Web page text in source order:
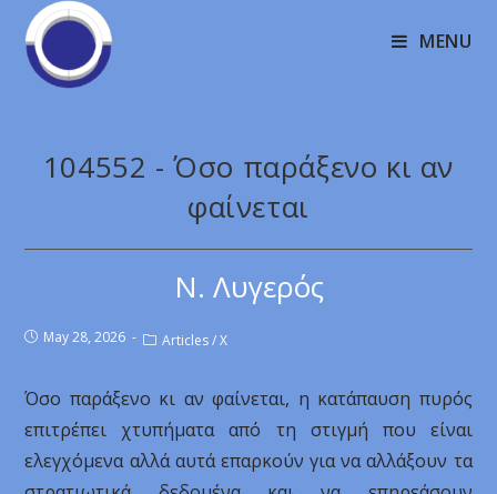
MENU
104552 - Όσο παράξενο κι αν
φαίνεται
Ν. Λυγερός
May 28, 2026 Articles / X
Όσο παράξενο κι αν φαίνεται, η κατάπαυση πυρός
επιτρέπει χτυπήματα από τη στιγμή που είναι
ελεγχόμενα αλλά αυτά επαρκούν για να αλλάξουν τα